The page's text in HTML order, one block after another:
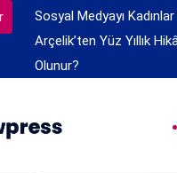
Sosyal Medyayı
Arçelik’ten Yüz Yıllık
Olunur?